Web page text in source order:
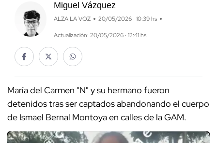
Miguel Vázquez
ALZA LA VOZ 20/05/2026 · 10:39 hs
Actualización: 20/05/2026 · 12:41 hs
María del Carmen "N" y su hermano fueron
detenidos tras ser captados abandonando el cuerpo
de Ismael Bernal Montoya en calles de la GAM.